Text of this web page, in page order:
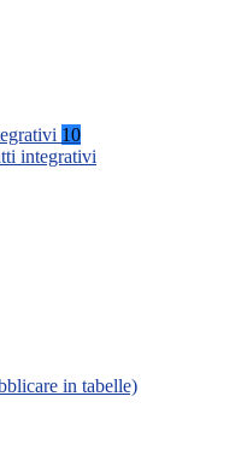
10
integrativi
in tabelle)